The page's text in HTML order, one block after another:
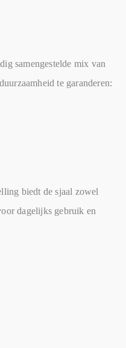
samengestelde mix van
te garanderen:
biedt de sjaal zowel
dagelijks gebruik en